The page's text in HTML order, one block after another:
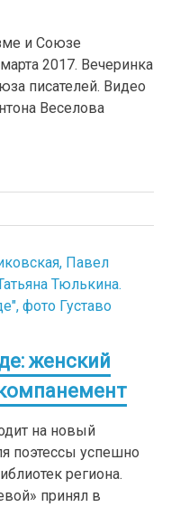
и Союзе
2017. Вечеринка
писателей. Видео
Веселова
женский
на новый
поэтессы успешно
региона.
принял в